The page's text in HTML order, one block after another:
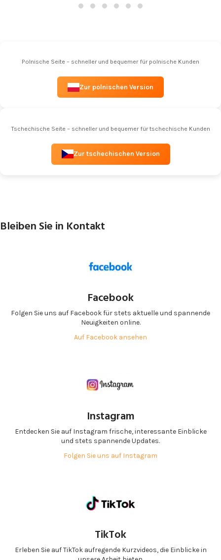
Polnische Seite – schneller und bequemer für polnische Kunden
Zur polnischen Version
Tschechische Seite – schneller und bequemer für tschechische Kunden
Zur tschechischen Version
Bleiben Sie in Kontakt
Facebook
Folgen Sie uns auf Facebook für stets aktuelle und spannende
Neuigkeiten online.
Auf Facebook ansehen
Instagram
Entdecken Sie auf Instagram frische, interessante Einblicke
und stets spannende Updates.
Folgen Sie uns auf Instagram
TikTok
Erleben Sie auf TikTok aufregende Kurzvideos, die Einblicke in